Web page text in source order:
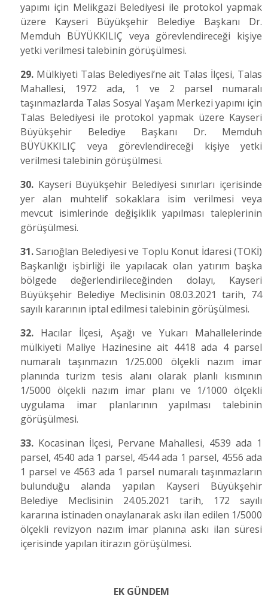
yapımı için Melikgazi Belediyesi ile protokol yapmak
üzere Kayseri Büyükşehir Belediye Başkanı Dr.
Memduh BÜYÜKKILIÇ veya görevlendireceği kişiye
yetki verilmesi talebinin görüşülmesi.
29. Mülkiyeti Talas Belediyesi’ne ait Talas İlçesi, Talas
Mahallesi, 1972 ada, 1 ve 2 parsel numaralı
taşınmazlarda Talas Sosyal Yaşam Merkezi yapımı için
Talas Belediyesi ile protokol yapmak üzere Kayseri
Büyükşehir Belediye Başkanı Dr. Memduh
BÜYÜKKILIÇ veya görevlendireceği kişiye yetki
verilmesi talebinin görüşülmesi.
30. Kayseri Büyükşehir Belediyesi sınırları içerisinde
yer alan muhtelif sokaklara isim verilmesi veya
mevcut isimlerinde değişiklik yapılması taleplerinin
görüşülmesi.
31. Sarıoğlan Belediyesi ve Toplu Konut İdaresi (TOKİ)
Başkanlığı işbirliği ile yapılacak olan yatırım başka
bölgede değerlendirileceğinden dolayı, Kayseri
Büyükşehir Belediye Meclisinin 08.03.2021 tarih, 74
sayılı kararının iptal edilmesi talebinin görüşülmesi.
32. Hacılar İlçesi, Aşağı ve Yukarı Mahallelerinde
mülkiyeti Maliye Hazinesine ait 4418 ada 4 parsel
numaralı taşınmazın 1/25.000 ölçekli nazım imar
planında turizm tesis alanı olarak planlı kısmının
1/5000 ölçekli nazım imar planı ve 1/1000 ölçekli
uygulama imar planlarının yapılması talebinin
görüşülmesi.
33. Kocasinan İlçesi, Pervane Mahallesi, 4539 ada 1
parsel, 4540 ada 1 parsel, 4544 ada 1 parsel, 4556 ada
1 parsel ve 4563 ada 1 parsel numaralı taşınmazların
bulunduğu alanda yapılan Kayseri Büyükşehir
Belediye Meclisinin 24.05.2021 tarih, 172 sayılı
kararına istinaden onaylanarak askı ilan edilen 1/5000
ölçekli revizyon nazım imar planına askı ilan süresi
içerisinde yapılan itirazın görüşülmesi.
EK GÜNDEM